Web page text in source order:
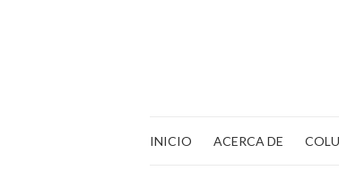
INICIO ACERCA DE